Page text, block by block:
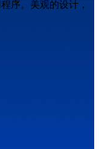
序。美观的设计，